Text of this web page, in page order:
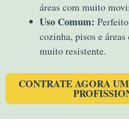
áreas com muito
Uso Comum:
cozinha, pisos e
muito resistente.
CONTRATE AGORA